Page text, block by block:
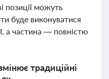
позиції можуть
буде виконуватися
а частина — повністю
традиційні